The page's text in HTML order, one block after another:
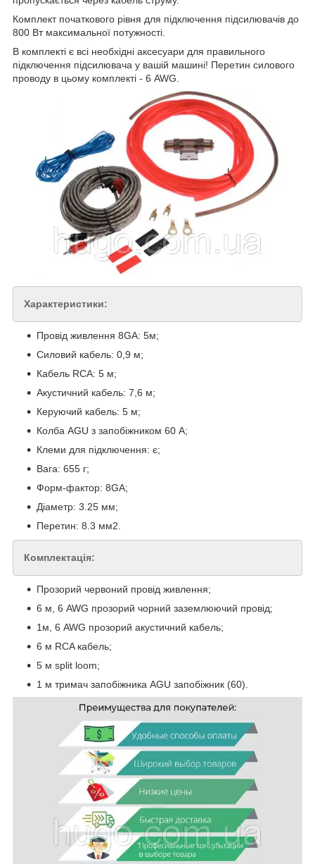
Комплект початкового рівня для підключення підсилювачів до
800 Вт максимальної потужності.
В комплекті є всі необхідні аксесуари для правильного
підключення підсилювача у вашій машині! Перетин силового
проводу в цьому комплекті - 6 AWG.
Характеристики:
Провід живлення 8GA: 5м;
Силовий кабель: 0,9 м;
Кабель RCA: 5 м;
Акустичний кабель: 7,6 м;
Керуючий кабель: 5 м;
Колба AGU з запобіжником 60 А;
Клеми для підключення: є;
Вага: 655 г;
Форм-фактор: 8GA;
Діаметр: 3.25 мм;
Перетин: 8.3 мм2.
Комплектація:
Прозорий червоний провід живлення;
6 м, 6 AWG прозорий чорний заземлюючий провід;
1м, 6 AWG прозорий акустичний кабель;
6 м RCA кабель;
5 м split loom;
1 м тримач запобіжника AGU запобіжник (60).